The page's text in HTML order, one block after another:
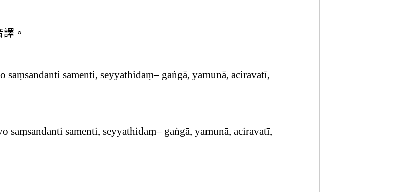
。
samenti, seyyathidaṃ– gaṅgā, yamunā, aciravatī,
samenti, seyyathidaṃ– gaṅgā, yamunā, aciravatī,